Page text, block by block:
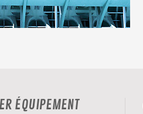
ÉQUIPEMENT